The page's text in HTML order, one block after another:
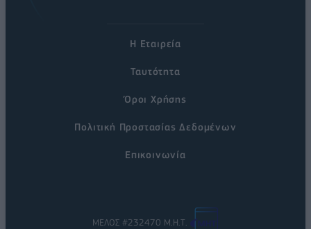
Η Εταιρεία
Ταυτότητα
Όροι Χρήσης
Πολιτική Προστασίας Δεδομένων
Επικοινωνία
ΜΕΛΟΣ #232470 Μ.Η.Τ.